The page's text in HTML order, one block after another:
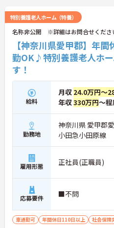
特別養護老人ホーム（特養）
名称非公開 ※詳細はお問合せくださ
【神奈川県愛甲郡】年
勤OK♪特別養護老人ホ
す！
給料
月収 24.0万円～
年収330万円～
勤務地
神奈川県 愛甲郡
小田急小田原線
雇用形態 正社員(正職員)
応募要件 ■不問
車通勤可 年間休日110日以上 社会保険